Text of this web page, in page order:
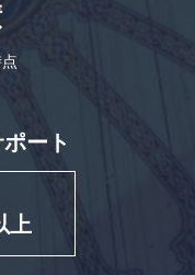
ート
上